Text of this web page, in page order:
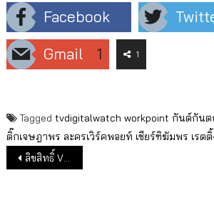
Facebook
Gmail
1 1
Tagged tvdigitalwatch workpoint กันต์กันต
ติ๊กเจษฎาพร ละครเวิร์คพอยท์ เชียร์ฑิฆัมพร เรต
แนะแนวเรื่อง
ลิขสิทธิ์ VS กฎ Must Carry กรณี “จอดำ”บอลโลก